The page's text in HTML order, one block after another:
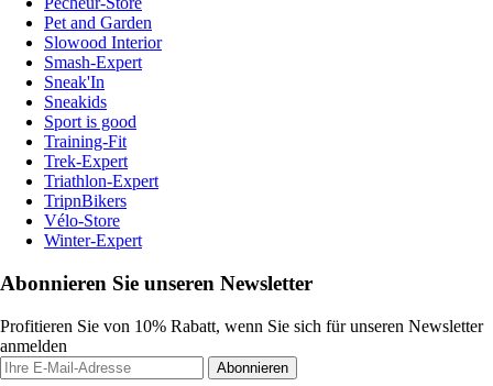
Pet and Garden
Slowood Interior
Smash-Expert
Sneak'In
Sneakids
Sport is good
Training-Fit
Trek-Expert
Triathlon-Expert
TripnBikers
Vélo-Store
Winter-Expert
Abonnieren Sie unseren Newsletter
Profitieren Sie von 10% Rabatt, wenn Sie sich für unseren Newsletter
anmelden
Abonnieren